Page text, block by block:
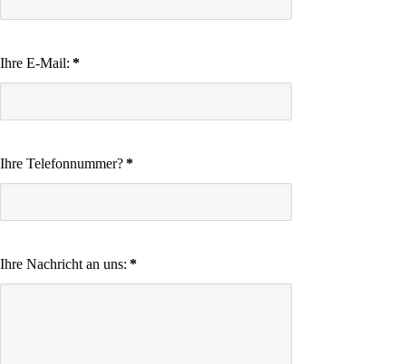
Ihre E-Mail: *
Ihre Telefonnummer?*
Ihre Nachricht an uns: *